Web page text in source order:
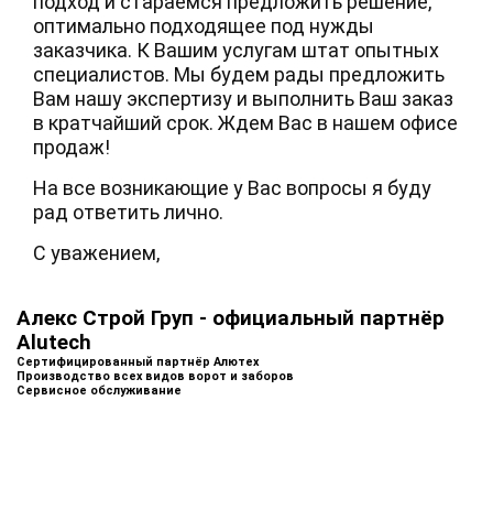
оптимально подходящее под нужды
заказчика. К Вашим услугам штат опытных
специалистов. Мы будем рады предложить
Вам нашу экспертизу и выполнить Ваш заказ
в кратчайший срок. Ждем Вас в нашем офисе
продаж!
На все возникающие у Вас вопросы я буду
рад ответить лично.
С уважением,
Алекс Строй Груп - официальный партнёр
Alutech
Сертифицированный партнёр Алютех
Производство всех видов ворот и заборов
Сервисное обслуживание